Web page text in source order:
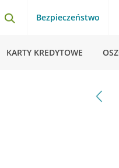
Bezpieczeństwo
KARTY KREDYTOWE